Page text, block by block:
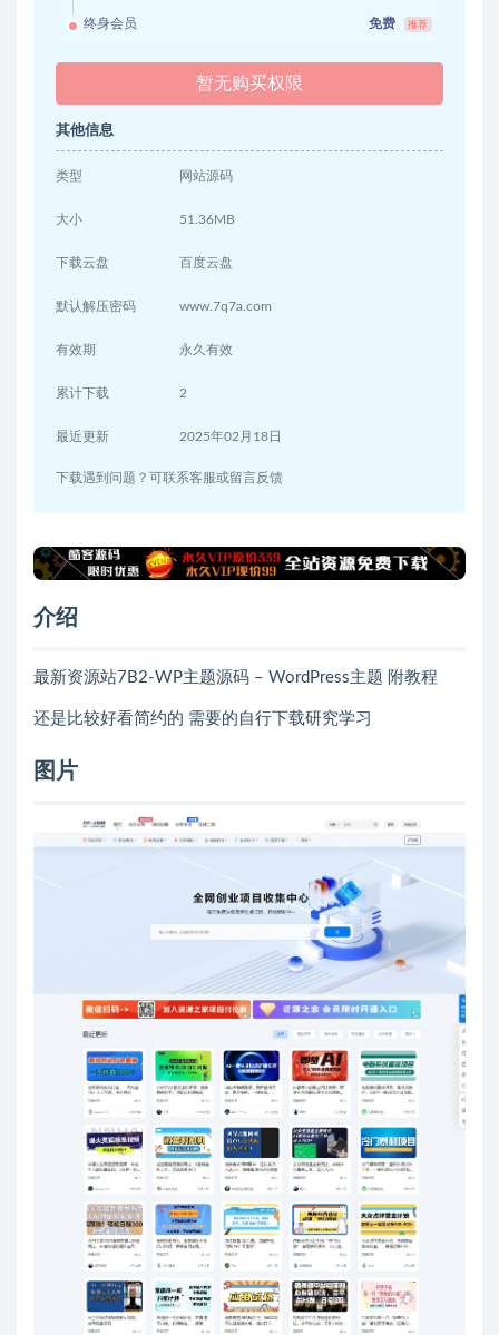
终身会员 免费 推荐
暂无购买权限
其他信息
类型 网站源码
大小 51.36MB
下载云盘 百度云盘
默认解压密码 www.7q7a.com
有效期 永久有效
累计下载 2
最近更新 2025年02月18日
下载遇到问题？可联系客服或留言反馈
介绍
最新资源站7B2-WP主题源码 – WordPress主题 附教程
还是比较好看简约的 需要的自行下载研究学习
图片